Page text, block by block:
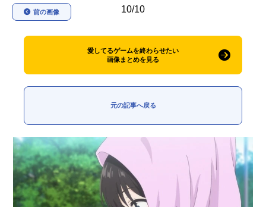
春アニメ
男性声優/女性声優一覧
10/10
前の画像
愛してるゲームを終わらせたい
画像まとめを見る
元の記事へ戻る